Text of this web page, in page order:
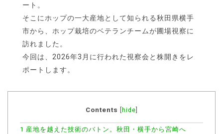
ート。
そこにホップの一大産地として知られる秋田県横手
市から、ホップ栽培のベテランチームが圃場視察に
訪れました。
今回は、2026年3月に行われた視察会と株開きをレ
ポートします。
Contents hide
1 産地を越えた技術のバトン。秋田・横手から宮崎へ